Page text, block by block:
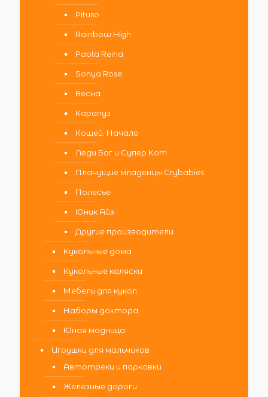
Pituso
Rainbow High
Paola Reina
Sonya Rose
Весна
Карапуз
Кощей. Начало
Леди Баг и Супер Кот
Плачущие младенцы Crybabies
Полесье
Юник Айз
Другие производители
Кукольные дома
Кукольные коляски
Мебель для кукол
Наборы доктора
Юная модница
Игрушки для мальчиков
Автотреки и парковки
Железные дороги